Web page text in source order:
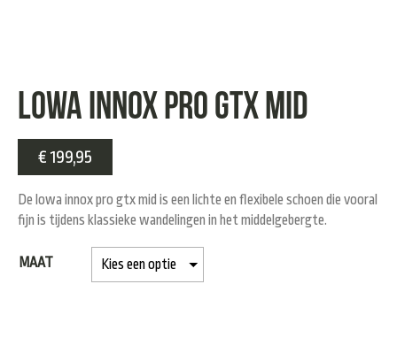
Lowa Innox pro GTX Mid
€ 199,95
De lowa innox pro gtx mid is een lichte en flexibele schoen die vooral
fijn is tijdens klassieke wandelingen in het middelgebergte.
MAAT